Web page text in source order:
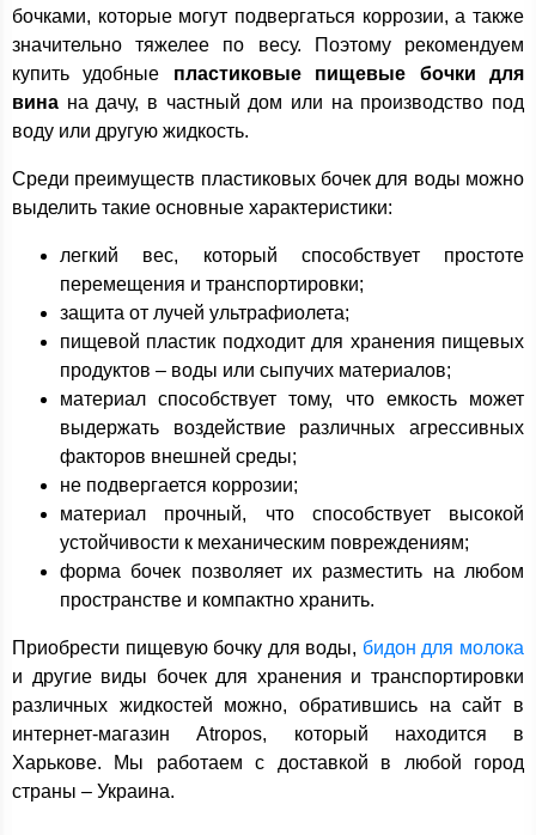
бочками, которые могут подвергаться коррозии, а также
значительно тяжелее по весу. Поэтому рекомендуем
купить удобные пластиковые пищевые бочки для
вина на дачу, в частный дом или на производство под
воду или другую жидкость.
Среди преимуществ пластиковых бочек для воды можно
выделить такие основные характеристики:
легкий вес, который способствует простоте
перемещения и транспортировки;
защита от лучей ультрафиолета;
пищевой пластик подходит для хранения пищевых
продуктов – воды или сыпучих материалов;
материал способствует тому, что емкость может
выдержать воздействие различных агрессивных
факторов внешней среды;
не подвергается коррозии;
материал прочный, что способствует высокой
устойчивости к механическим повреждениям;
форма бочек позволяет их разместить на любом
пространстве и компактно хранить.
Приобрести пищевую бочку для воды, бидон для молока
и другие виды бочек для хранения и транспортировки
различных жидкостей можно, обратившись на сайт в
интернет-магазин Atropos, который находится в
Харькове. Мы работаем с доставкой в любой город
страны – Украина.